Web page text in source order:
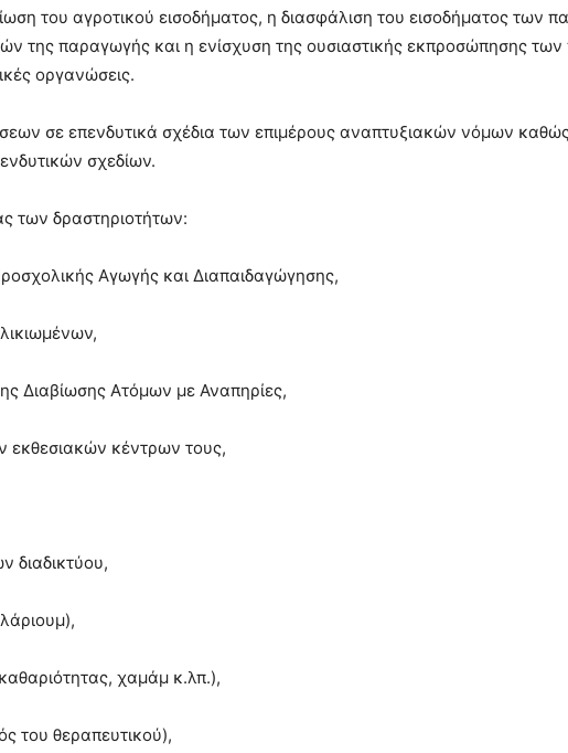
του αγροτικού εισοδήματος, η διασφάλιση του εισοδήματος των
της παραγωγής και η ενίσχυση της ουσιαστικής εκπροσώπησης
οργανώσεις.
σε επενδυτικά σχέδια των επιμέρους αναπτυξιακών νόμων
σχεδίων.
των δραστηριοτήτων:
Αγωγής και Διαπαιδαγώγησης,
Διαβίωσης Ατόμων με Αναπηρίες,
εκθεσιακών κέντρων τους,
διαδικτύου,
χαμάμ κ.λπ.),
του θεραπευτικού),